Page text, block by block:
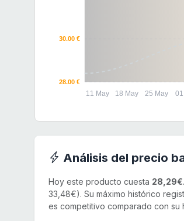
30.00 €
28.00 €
11 May 18 May 25 May
Análisis del precio
Hoy este producto cuesta 28,29€
33,48€). Su máximo histórico
es competitivo comparado con su